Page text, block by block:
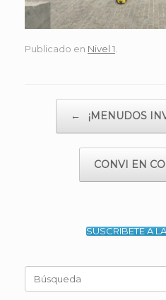
Publicado en Nivel 1
← ¡MENUDOS
CONVI EN
SUSCRIBETE A